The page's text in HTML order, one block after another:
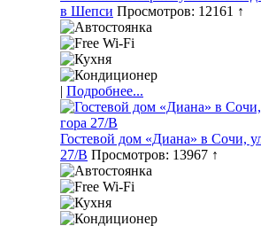
в Шепси Просмотров: 12161 ↑
| Подробнее...
Гостевой дом «Диана» в Сочи,
27/В Просмотров: 13967 ↑